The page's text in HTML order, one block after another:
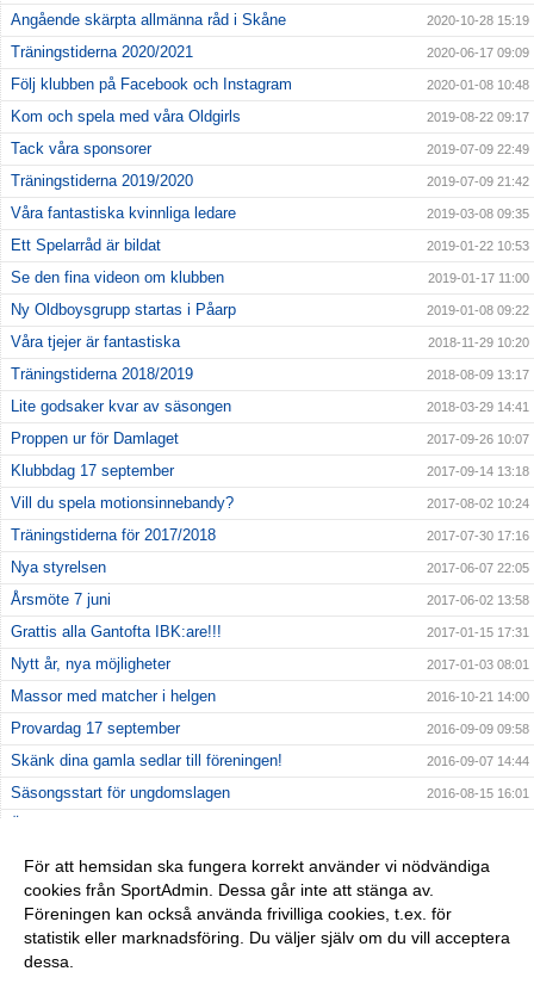
Angående skärpta allmänna råd i Skåne 2020-10-28 15:19
Träningstiderna 2020/2021 2020-06-17 09:09
Följ klubben på Facebook och Instagram 2020-01-08 10:48
Kom och spela med våra Oldgirls 2019-08-22 09:17
Tack våra sponsorer 2019-07-09 22:49
Träningstiderna 2019/2020 2019-07-09 21:42
Våra fantastiska kvinnliga ledare 2019-03-08 09:35
Ett Spelarråd är bildat 2019-01-22 10:53
Se den fina videon om klubben 2019-01-17 11:00
Ny Oldboysgrupp startas i Påarp 2019-01-08 09:22
Våra tjejer är fantastiska 2018-11-29 10:20
Träningstiderna 2018/2019 2018-08-09 13:17
Lite godsaker kvar av säsongen 2018-03-29 14:41
Proppen ur för Damlaget 2017-09-26 10:07
Klubbdag 17 september 2017-09-14 13:18
Vill du spela motionsinnebandy? 2017-08-02 10:24
Träningstiderna för 2017/2018 2017-07-30 17:16
Nya styrelsen 2017-06-07 22:05
Årsmöte 7 juni 2017-06-02 13:58
Grattis alla Gantofta IBK:are!!! 2017-01-15 17:31
Nytt år, nya möjligheter 2017-01-03 08:01
Massor med matcher i helgen 2016-10-21 14:00
Provardag 17 september 2016-09-09 09:58
Skänk dina gamla sedlar till föreningen! 2016-09-07 14:44
Säsongsstart för ungdomslagen 2016-08-15 16:01
Träningstiderna klara 2016-07-18 14:35
Historisk ny styrelse vald på årsmötet 2016-06-08 22:51
Välkommen Maria! 2016-05-31 17:40
För att hemsidan ska fungera korrekt använder vi nödvändiga
cookies från SportAdmin. Dessa går inte att stänga av.
Föreningen kan också använda frivilliga cookies, t.ex. för
statistik eller marknadsföring. Du väljer själv om du vill acceptera
dessa.